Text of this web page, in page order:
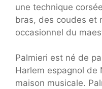
une technique
bras, des coudes et
occasionnel du
Palmieri est né de
Harlem espagnol de
maison musicale.